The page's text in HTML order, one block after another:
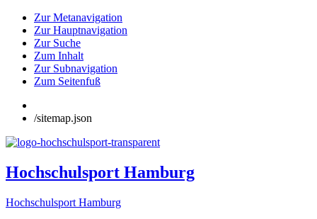
Zur Metanavigation
Zur Hauptnavigation
Zur Suche
Zum Inhalt
Zur Subnavigation
Zum Seitenfuß
/sitemap.json
Hochschulsport Hamburg
Hochschulsport Hamburg